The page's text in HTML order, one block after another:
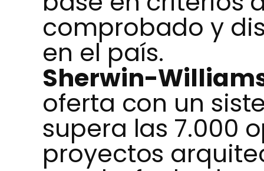
comprobado y
en el país.
Sherwin-
oferta con un
supera las 7.000
proyectos